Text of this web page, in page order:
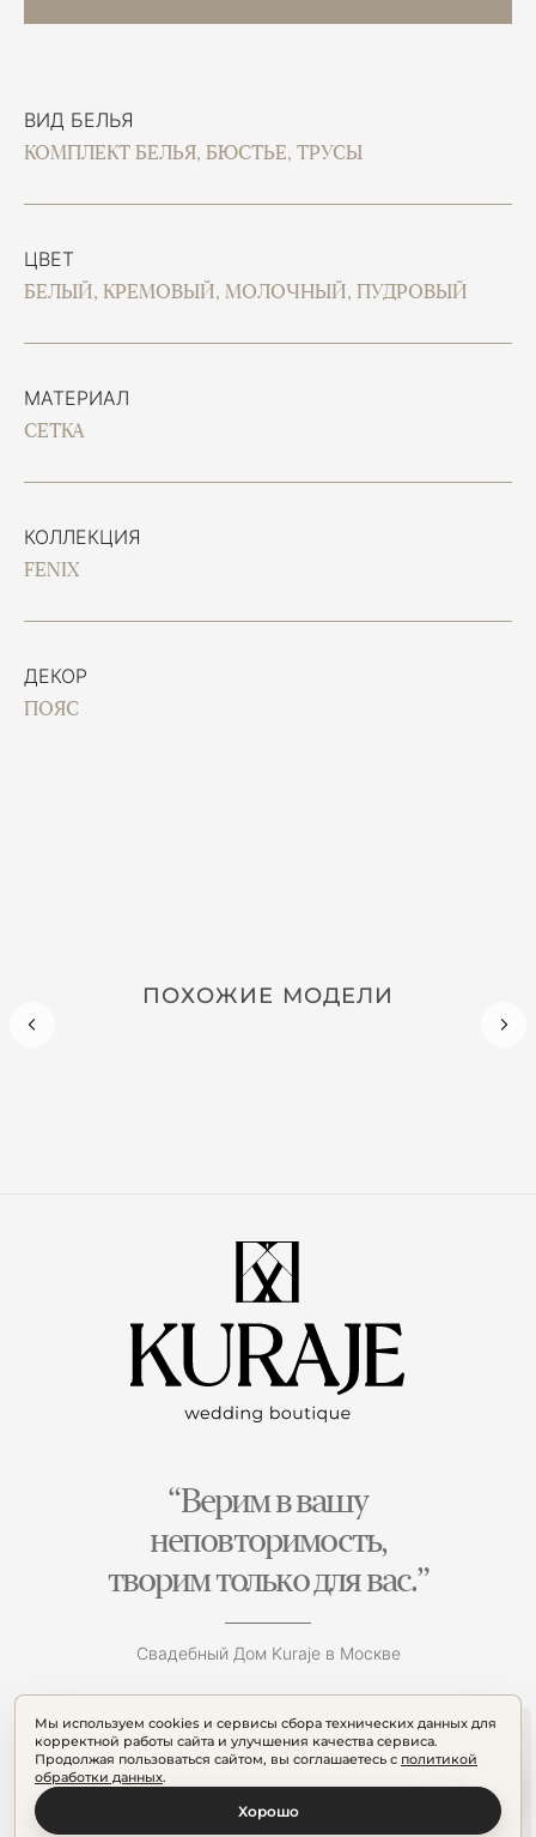
ВИД БЕЛЬЯ
КОМПЛЕКТ БЕЛЬЯ, БЮСТЬЕ, ТРУСЫ
ЦВЕТ
БЕЛЫЙ, КРЕМОВЫЙ, МОЛОЧНЫЙ, ПУДРОВЫЙ
МАТЕРИАЛ
СЕТКА
КОЛЛЕКЦИЯ
FENIX
ДЕКОР
ПОЯС
ПОХОЖИЕ МОДЕЛИ
Мы используем cookies и сервисы сбора технических данных для
корректной работы сайта и улучшения качества сервиса.
Продолжая пользоваться сайтом, вы соглашаетесь с политикой
обработки данных.
Хорошо
“Верим в вашу
неповторимость,
творим только для вас.”
Свадебный Дом Kuraje в Москве